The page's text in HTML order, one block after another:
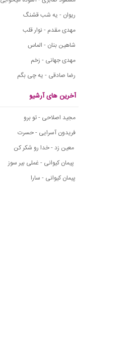
ریوان - یه شب قشنگ
مهدی مقدم - نوار قلب
شاهین بنان - الماس
مهدی جهانی - زخم
رضا صادقی - یه چی بگم
آخرین های آرشیو
مجید اصلاحی - تو برو
فریدون آسرایی - حسرت
معین زد - خدا رو شکر کن
پیمان کیوانی - غملی بیر سوز
پیمان کیوانی - سارا